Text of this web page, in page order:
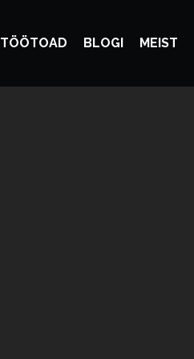
TÖÖTOAD BLOGI MEIST